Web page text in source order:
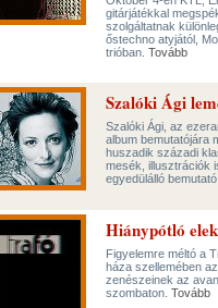
gitárjátékkal
szolgáltatnak
őstechno atyjától,
trióban. Tovább
Szalóki Ági
Szalóki Ági, az
album bemutatójára
huszadik századi
mesék, illusztrációk
egyedülálló bemutató
Hiánypótló
Figyelemre méltó a
háza szellemében
zenészeinek az
szombaton. Tovább